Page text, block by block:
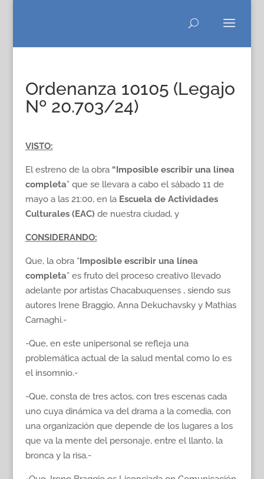
Ordenanza 10105 (Legajo
Nº 20.703/24)
VISTO:
El estreno de la obra “Imposible escribir una línea
completa” que se llevara a cabo el sábado 11 de
mayo a las 21:00, en la Escuela de Actividades
Culturales (EAC) de nuestra ciudad, y
CONSIDERANDO:
Que, la obra “Imposible escribir una línea
completa” es fruto del proceso creativo llevado
adelante por artistas Chacabuquenses , siendo sus
autores Irene Braggio, Anna Dekuchavsky y Mathias
Carnaghi.-
-Que, en este unipersonal se refleja una
problemática actual de la salud mental como lo es
el insomnio.-
-Que, consta de tres actos, con tres escenas cada
uno cuya dinámica va del drama a la comedia, con
una organización que depende de los lugares a los
que va la mente del personaje, entre el llanto, la
bronca y la risa.-